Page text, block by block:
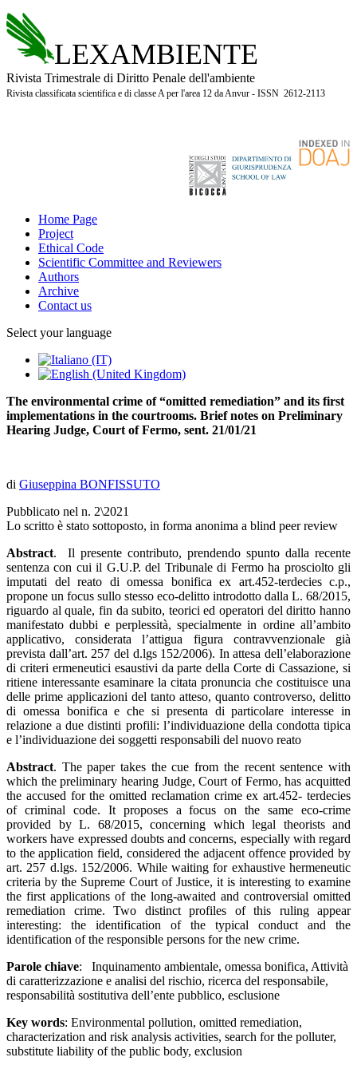
LEXAMBIENTE
Rivista Trimestrale di Diritto Penale dell'ambiente
Rivista classificata scientifica e di classe A per l'area 12 da Anvur - ISSN 2612-2113
Home Page
Project
Ethical Code
Scientific Committee and Reviewers
Authors
Archive
Contact us
Select your language
The environmental crime of “omitted remediation” and its first
implementations in the courtrooms. Brief notes on Preliminary
Hearing Judge, Court of Fermo, sent. 21/01/21
di Giuseppina BONFISSUTO
Pubblicato nel n. 2\2021
Lo scritto è stato sottoposto, in forma anonima a blind peer review
Abstract. Il presente contributo, prendendo spunto dalla recente
sentenza con cui il G.U.P. del Tribunale di Fermo ha prosciolto gli
imputati del reato di omessa bonifica ex art.452-terdecies c.p.,
propone un focus sullo stesso eco-delitto introdotto dalla L. 68/2015,
riguardo al quale, fin da subito, teorici ed operatori del diritto hanno
manifestato dubbi e perplessità, specialmente in ordine all’ambito
applicativo, considerata l’attigua figura contravvenzionale già
prevista dall’art. 257 del d.lgs 152/2006). In attesa dell’elaborazione
di criteri ermeneutici esaustivi da parte della Corte di Cassazione, si
ritiene interessante esaminare la citata pronuncia che costituisce una
delle prime applicazioni del tanto atteso, quanto controverso, delitto
di omessa bonifica e che si presenta di particolare interesse in
relazione a due distinti profili: l’individuazione della condotta tipica
e l’individuazione dei soggetti responsabili del nuovo reato
Abstract. The paper takes the cue from the recent sentence with
which the preliminary hearing Judge, Court of Fermo, has acquitted
the accused for the omitted reclamation crime ex art.452- terdecies
of criminal code. It proposes a focus on the same eco-crime
provided by L. 68/2015, concerning which legal theorists and
workers have expressed doubts and concerns, especially with regard
to the application field, considered the adjacent offence provided by
art. 257 d.lgs. 152/2006. While waiting for exhaustive hermeneutic
criteria by the Supreme Court of Justice, it is interesting to examine
the first applications of the long-awaited and controversial omitted
remediation crime. Two distinct profiles of this ruling appear
interesting: the identification of the typical conduct and the
identification of the responsible persons for the new crime.
Parole chiave: Inquinamento ambientale, omessa bonifica, Attività
di caratterizzazione e analisi del rischio, ricerca del responsabile,
responsabilità sostitutiva dell’ente pubblico, esclusione
Key words: Environmental pollution, omitted remediation,
characterization and risk analysis activities, search for the polluter,
substitute liability of the public body, exclusion